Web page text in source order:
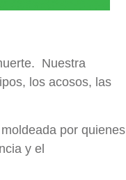
Nuestra
los acosos, las
por quienes
y el